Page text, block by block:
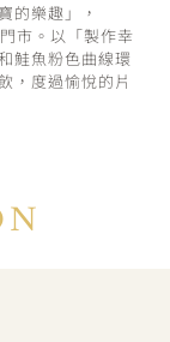
的樂趣」，
市。以「製作幸
鮭魚粉色曲線環
，度過愉悅的片